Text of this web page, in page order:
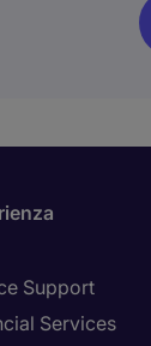
Support
Services